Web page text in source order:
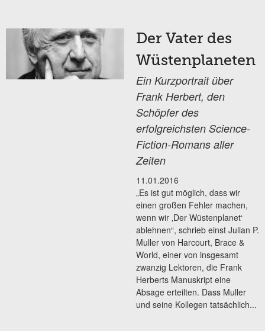
Der Vater des
Wüstenplaneten
Ein Kurzportrait über
Frank Herbert, den
Schöpfer des
erfolgreichsten Science-
Fiction-Romans aller
Zeiten
11.01.2016
„Es ist gut möglich, dass wir
einen großen Fehler machen,
wenn wir ‚Der Wüstenplanet‘
ablehnen“, schrieb einst Julian P.
Muller von Harcourt, Brace &
World, einer von insgesamt
zwanzig Lektoren, die Frank
Herberts Manuskript eine
Absage erteilten. Dass Muller
und seine Kollegen tatsächlich...